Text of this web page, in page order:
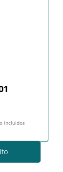
incluidos